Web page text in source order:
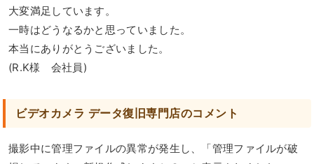
大変満足しています。
一時はどうなるかと思っていました。
本当にありがとうございました。
(R.K様 会社員)
ビデオカメラ データ復旧専門店のコメント
撮影中に管理ファイルの異常が発生し、「管理ファイルが破